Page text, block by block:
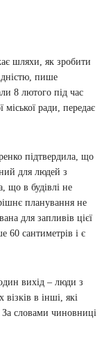
шляхи, як зробити
пише
8 лютого під час
міської ради, передає
підтвердила, що
для людей з
що в будівлі не
планування не
для запливів цієї
60 сантиметрів і є
вихід – люди з
візків в інші, які
За словами чиновниці